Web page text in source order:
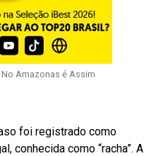
Amazonas é Assim
foi registrado como
conhecida como “racha”. A